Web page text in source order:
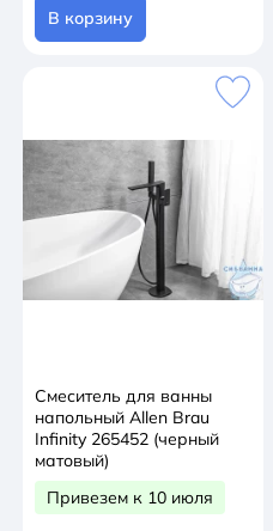
В корзину
Смеситель для ванны
напольный Allen Brau
Infinity 265452 (черный
матовый)
Привезем к 10 июля